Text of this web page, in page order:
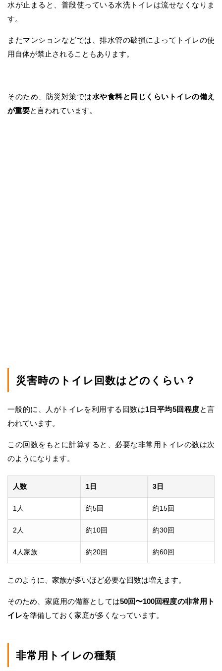
水が止まると、普段使っている水洗トイレは流せなくなりま
す。
またマンションなどでは、排水管の破損によってトイレの使
用自体が禁止されることもあります。
そのため、防災対策では水や食料と同じくらいトイレの備え
が重要と言われています。
災害時のトイレ回数はどのくらい？
一般的に、人がトイレを利用する回数は1日平均5回程度と言
われています。
この回数をもとに計算すると、必要な非常用トイレの数は次
のようになります。
人数 1日 3日
1人 約5回 約15回
2人 約10回 約30回
4人家族 約20回 約60回
このように、家族が多いほど必要な回数は増えます。
そのため、家庭用の備蓄としては50回〜100回程度の非常用ト
イレを準備しておく家庭が多くなっています。
非常用トイレの種類